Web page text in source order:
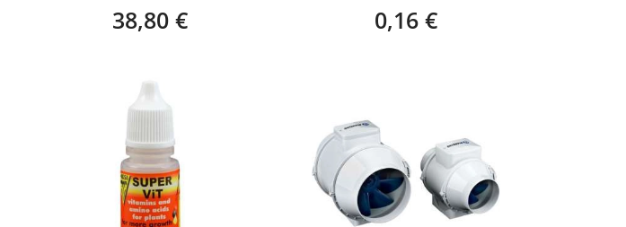
38,80 € 0,16 €